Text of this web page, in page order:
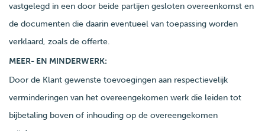
vastgelegd in een door beide partijen gesloten overeenkomst en
de documenten die daarin eventueel van toepassing worden
verklaard, zoals de offerte.
MEER- EN MINDERWERK:
Door de Klant gewenste toevoegingen aan respectievelijk
verminderingen van het overeengekomen werk die leiden tot
bijbetaling boven of inhouding op de overeengekomen